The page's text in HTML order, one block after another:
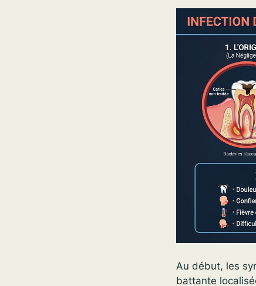
Au début, les
battante